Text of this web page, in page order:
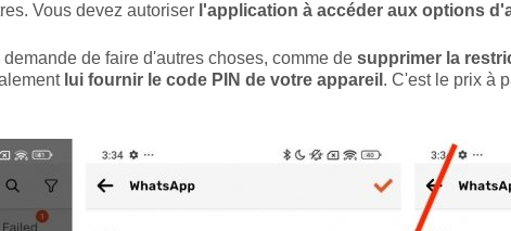
Vous devez autoriser l'application à accéder aux options
de faire d'autres choses, comme de supprimer la
lui fournir le code PIN de votre appareil . C'est le prix à